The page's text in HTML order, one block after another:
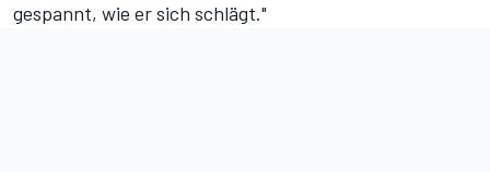
gespannt, wie er sich schlägt."